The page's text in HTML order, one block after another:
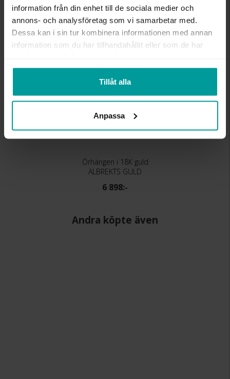
information från din enhet till de sociala medier och
annons- och analysföretag som vi samarbetar med.
Dessa kan i sin tur kombinera informationen med annan
information som du har tillhandahållit eller som de har
Tillåt alla
Anpassa
Liknande produkter
Örhängen i 18K guld
ALBREKTS GULD
6 898:-
Andra köpte även